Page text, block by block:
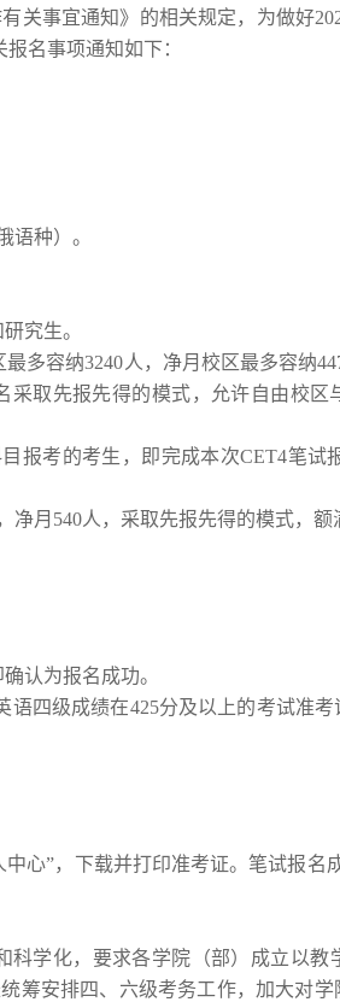
关事宜通知》的相关规定，为做好
名事项通知如下：
语种） 。
究生。
最多容纳3240人，净月校区最多容纳
采取先报先得的模式，允许自由校
考的考生，即完成本次CET4笔试
净月 540人，采取先报先得的模式，额
认为报名成功。
四级成绩在425分及以上的考试准
中心”，下载并打印准考证。笔试报名
化，要求各学院（部）成立以教
筹安排四、六级考务工作，加大对